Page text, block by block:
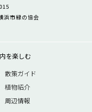
浜市緑の協会
を楽しむ
散策ガイド
植物紹介
周辺情報